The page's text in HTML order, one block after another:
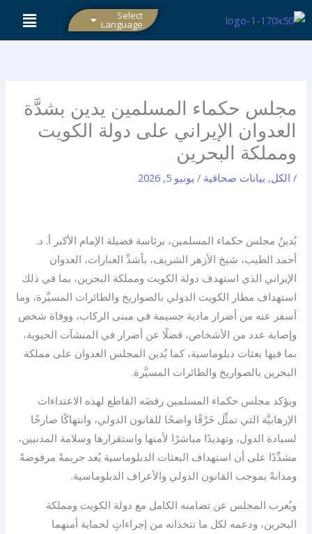
تخطي
Select
Language
مجلس حكماء المسلمين يدين بشدَّة
العدوان الإيراني على دولة الكويت
ومملكة البحرين
/ الكل, بيانات صحافية / يونيو 5, 2026
يُدينُ مجلس حكماء المسلمين، برئاسة فضيلة الإمام الأكبر أ. د.
أحمد الطيب، شيخ الأزهر الشريف، بأشدِّ العبارات، العدوان
الإيراني الذي استهدف دولة الكويت ومملكة البحرين، بما في ذلك
استهداف مطار الكويت الدولي بالصواريخ والطائرات المسيَّرة، وما
أسفر عنه من أضرار مادية جسيمة في مبنى الركاب، ووفاة شخص
وإصابة عدد من الأشخاص، فضلًا عن أضرار في المنشآت الحيوية،
بما فيها بعثات دبلوماسية، كما يُدين المجلس العدوان على مملكة
البحرين بالصواريخ والطائرات المسيَّرة.
ويؤكد مجلس حكماء المسلمين رفضَه القاطع لهذه الاعتداءات
الإرهابيَّة التي تمثِّل خَرْقًا واضحًا للقانون الدولي، وانتهاكًا صارخًا
لسيادة الدول، وتهديدًا مباشرًا لأمنها واستقرارها وسلامة المدنيين،
مشدِّدًا على أن استهداف البعثات الدبلوماسية يُعد جريمةً مرفوضةً
ومدانةً بموجب القانون الدولي والأعراف الدبلوماسية.
ويُعرب المجلس عن تضامنه الكامل مع دولة الكويت ومملكة
البحرين، ودعمه لكل ما تتخذانه من إجراءاتٍ لحماية أمنهما